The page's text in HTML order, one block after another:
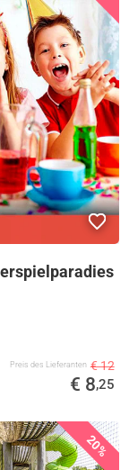
Preis des Lieferanten € 12
€ 8,25
20%